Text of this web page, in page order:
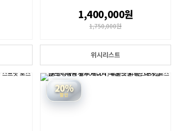
1,400,000원
1,750,000원
위시리스트
20%
할인